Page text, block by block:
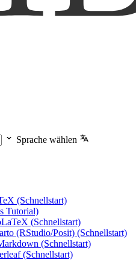
Sprache wählen
(Schnellstart)
Tutorial)
(Schnellstart)
(RStudio/Posit) (Schnellstart)
(Schnellstart)
(Schnellstart)